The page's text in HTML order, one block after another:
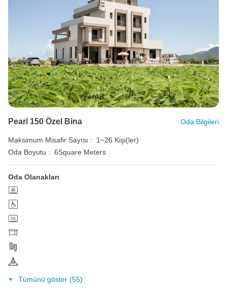
Pearl 150 Özel Bina Oda Bilgileri
Maksimum Misafir Sayısı :
1~26 Kişi(ler)
Oda Boyutu : 6Square Meters
Oda Olanakları
Tümünü göster (55)